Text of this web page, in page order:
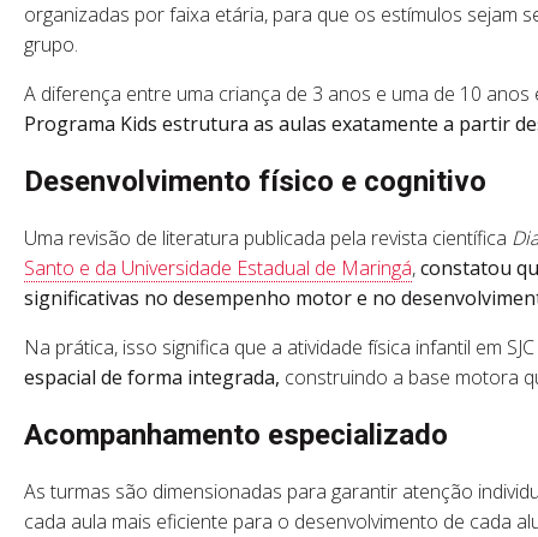
organizadas por faixa etária, para que os estímulos sejam
grupo.
A diferença entre uma criança de 3 anos e uma de 10
Programa Kids estrutura as aulas exatamente a partir
Desenvolvimento físico e cognitivo
Uma revisão de literatura publicada pela revista científica
Santo e da Universidade Estadual de Maringá,constatou
significativas no desempenho motor e no
Na prática, isso significa que a atividade física infantil em SJC
espacial de forma integrada, construindo a base motora
Acompanhamento especializado
As turmas são dimensionadas para garantir atenção
cada aula mais eficiente para o desenvolvimento de cada